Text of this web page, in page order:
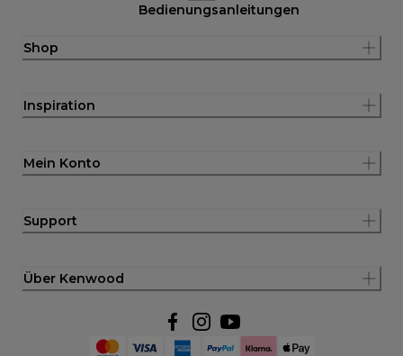
Bedienungsanleitungen
Shop
Inspiration
Mein Konto
Support
Über Kenwood